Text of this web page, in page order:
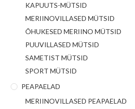
KAPUUTS-MÜTSID
MERIINOVILLASED MÜTSID
ÕHUKESED MERIINO MÜTSID
PUUVILLASED MÜTSID
SAMETIST MÜTSID
SPORT MÜTSID
PEAPAELAD
MERIINOVILLASED PEAPAELAD